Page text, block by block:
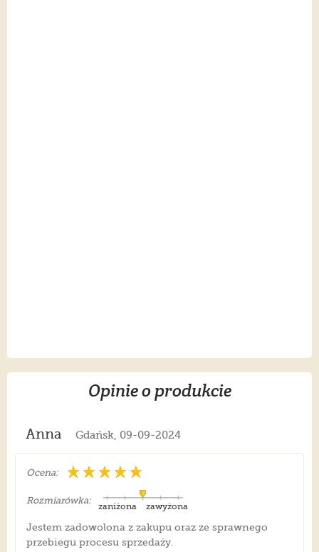
Opinie o produkcie
Anna Gdańsk, 09-09-2024
Ocena:
Rozmiarówka:
zawyżona
zaniżona
Jestem zadowolona z zakupu oraz ze sprawnego
przebiegu procesu sprzedaży.